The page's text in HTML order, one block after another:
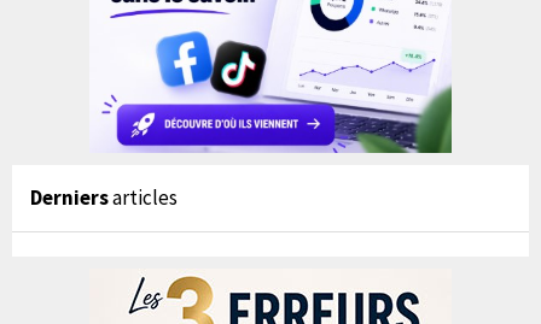
Derniersarticles